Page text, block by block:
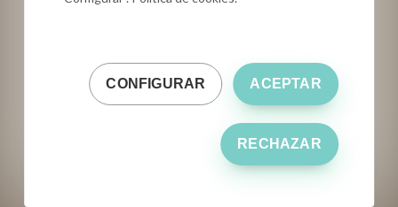
Cómo negociar con confianza en aspectos
clave: precios, certificaciones, formatos
Cómo diseñar un plan de marketing y
exportación ajustado a tu capacidad
ACEPTAR
CONFIGURAR
RECHAZAR